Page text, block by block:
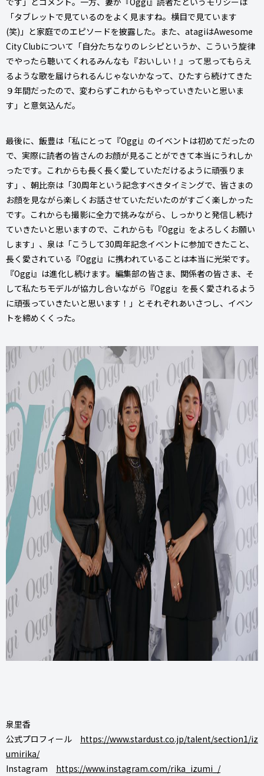
「タブレットで見ているのをよく見ますね。横目で見ています
(笑)」と家庭でのエピソードを披露した。また、atagiはAwesome
City Clubについて「自分たちなりのレシピというか、こういう旋律
でやったら聴いてくれるみんなも『おいしい！』って思ってもらえ
るような歌を届けられるんじゃないかなって、ひたすら続けてきた
９年間だったので、変わらずこれからもやっていきたいと思いま
す」と意気込んだ。
最後に、飯豊は「私にとって『Oggi』のイベントは初めてだったの
で、実際に読者の皆さんのお顔が見ることができて本当にうれしか
ったです。これからも長く長く愛していただけるように頑張りま
す」、朝比奈は「30周年という記念すべきタイミングで、皆さまの
お顔を見ながら楽しくお話させていただいたのがすごく楽しかった
です。これからも撮影に全力で挑みながら、しっかりと発信し続け
ていきたいと思いますので、これからも『Oggi』をよろしくお願い
します」、泉は「こうして30周年記念イベントに参加できたこと、
長く愛されている『Oggi』に携われていることは本当に光栄です。
『Oggi』は進化し続けます。編集部の皆さま、関係者の皆さま、そ
して私たちモデルが協力し合いながら『Oggi』を長く愛されるよう
に頑張っていきたいと思います！」とそれぞれあいさつし、イベン
トを締めくくった。
泉里香
公式プロフィール https://www.stardust.co.jp/talent/section1/iz
umirika/
Instagram https://www.instagram.com/rika_izumi_/